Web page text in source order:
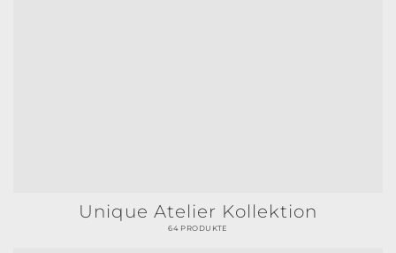
Unique Atelier Kollektion
64 PRODUKTE